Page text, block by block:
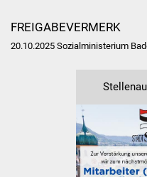
FREIGABEVERMERK
20.10.2025 Sozialministerium